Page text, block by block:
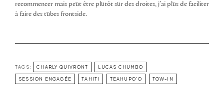
recommencer mais peut être plutôt sur des droites, j’ai plus de faciliter
à faire des tubes frontside.
TAGS: CHARLY QUIVRONT LUCAS CHUMBO
SESSION ENGAGÉE TAHITI TEAHUPO'O TOW-IN